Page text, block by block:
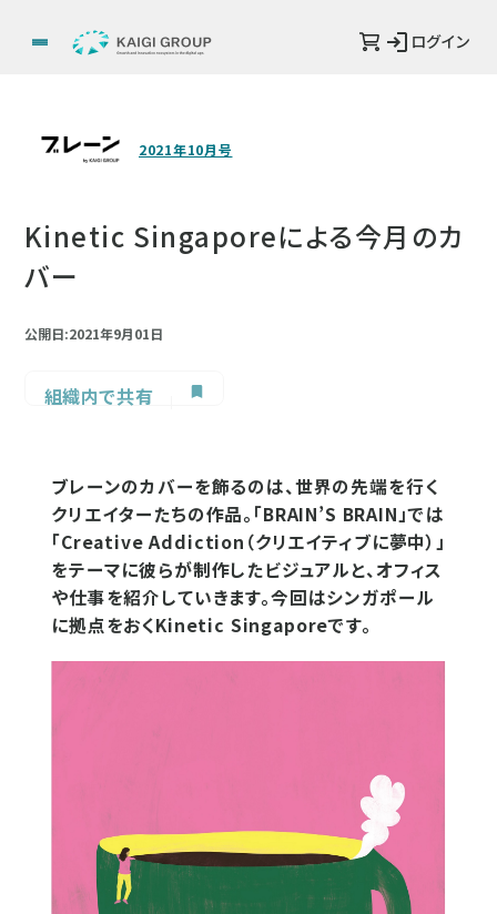
ログイン
2021年10月号
Kinetic Singaporeによる今月のカ
バー
公開日:2021年9月01日
組織内で共有
ブレーンのカバーを飾るのは、世界の先端を行く
クリエイターたちの作品。「BRAIN’S BRAIN」では
「Creative Addiction（クリエイティブに夢中）」
をテーマに彼らが制作したビジュアルと、オフィス
や仕事を紹介していきます。今回はシンガポール
に拠点をおくKinetic Singaporeです。